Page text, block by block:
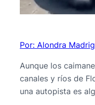
Por: Alondra
Aunque los
canales y ríos de
una autopista es